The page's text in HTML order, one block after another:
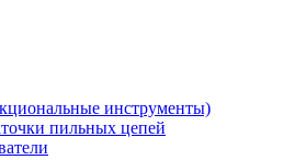
инструменты)
пильных цепей